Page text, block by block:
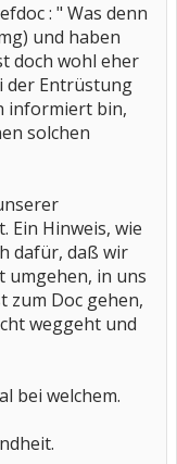
: " Was denn
und haben
doch wohl eher
der Entrüstung
informiert bin,
solchen
Ein Hinweis, wie
dafür, daß wir
umgehen, in uns
zum Doc gehen,
weggeht und
bei welchem.